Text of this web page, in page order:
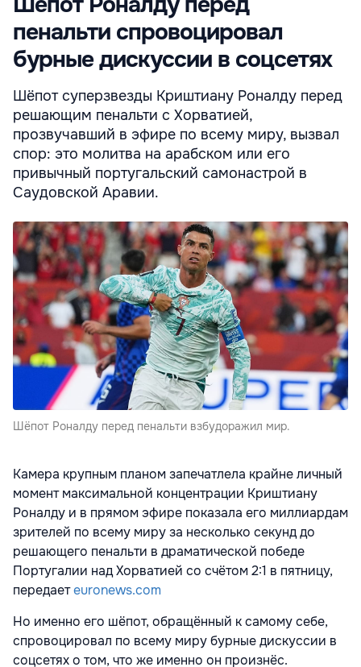
пенальти спровоцировал
бурные дискуссии в соцсетях
Шёпот суперзвезды Криштиану Роналду перед
решающим пенальти с Хорватией,
прозвучавший в эфире по всему миру, вызвал
спор: это молитва на арабском или его
привычный португальский самонастрой в
Саудовской Аравии.
Шёпот Роналду перед пенальти взбудоражил мир.
Камера крупным планом запечатлела крайне личный
момент максимальной концентрации Криштиану
Роналду и в прямом эфире показала его миллиардам
зрителей по всему миру за несколько секунд до
решающего пенальти в драматической победе
Португалии над Хорватией со счётом 2:1 в пятницу,
передаетeuronews.com
Но именно его шёпот, обращённый к самому себе,
спровоцировал по всему миру бурные дискуссии в
соцсетях о том, что же именно он произнёс.